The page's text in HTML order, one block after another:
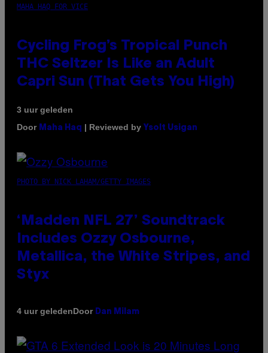
MAHA HAQ FOR VICE
Cycling Frog’s Tropical Punch
THC Seltzer Is Like an Adult
Capri Sun (That Gets You High)
3 uur geleden
Door Maha Haq | Reviewed by Ysolt Usigan
PHOTO BY NICK LAHAM/GETTY IMAGES
‘Madden NFL 27’ Soundtrack
Includes Ozzy Osbourne,
Metallica, the White Stripes, and
Styx
4 uur geledenDoor Dan Milam